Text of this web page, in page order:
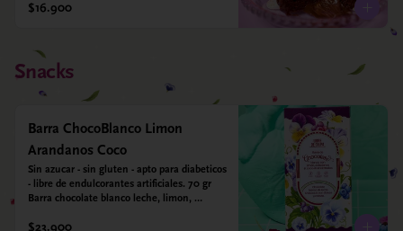
$16.900
Snacks
Barra ChocoBlanco Limon
Arandanos Coco
Sin azucar - sin gluten - apto para diabeticos
- libre de endulcorantes artificiales. 70 gr
Barra chocolate blanco leche, limon,
con alulosa.
$23.900